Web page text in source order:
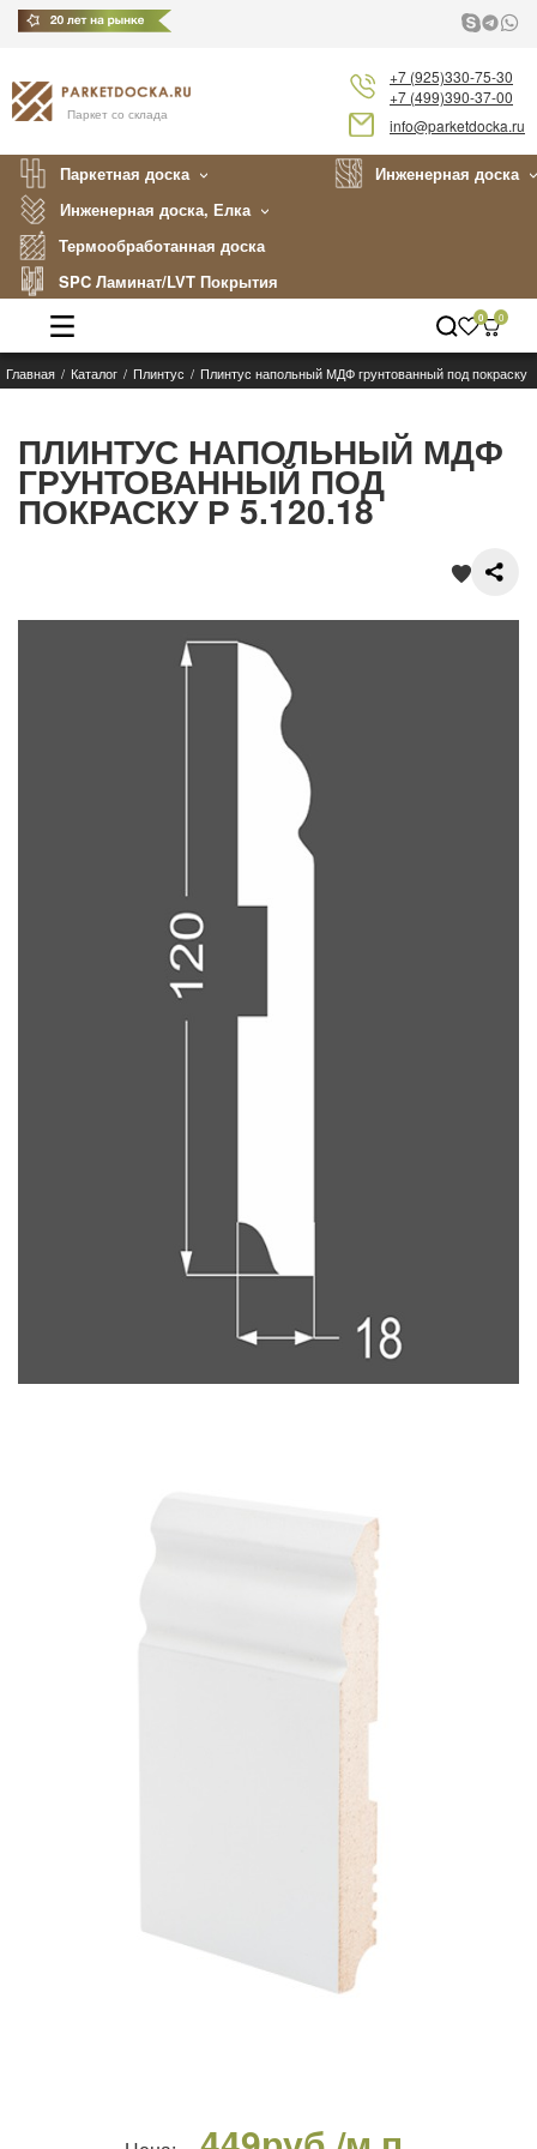
Паркет со склада
+7 (925)330-75-30
+7 (499)390-37-00
info@parketdocka.ru
Паркетная доска
Инженерная доска
Инженерная доска, Елка
Термообработанная доска
SPC Ламинат/LVT Покрытия
Каталог
Укладка
Примеры работ
Покупателям
0 0
Главная Каталог Плинтус Плинтус напольный МДФ грунтованный под покраску
ПЛИНТУС НАПОЛЬНЫЙ МДФ
ГРУНТОВАННЫЙ ПОД
ПОКРАСКУ Р 5.120.18